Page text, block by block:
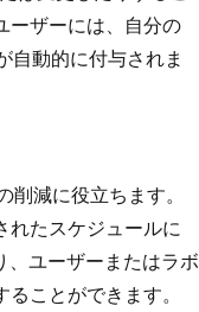
ーザーには、自分の
自動的に付与されま
減に役立ちます。
れたスケジュールに
ユーザーまたはラボ
ことができます。